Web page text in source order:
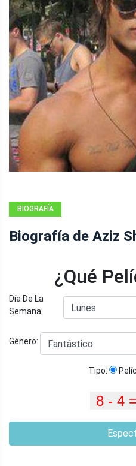
BIOGRAFÍA
Biografía de Aziz
¿Qué
Día De La
Semana:
Género:
Tipo: